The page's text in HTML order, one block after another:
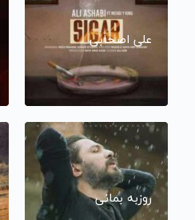
علی اصحابی
روزبه بمانی